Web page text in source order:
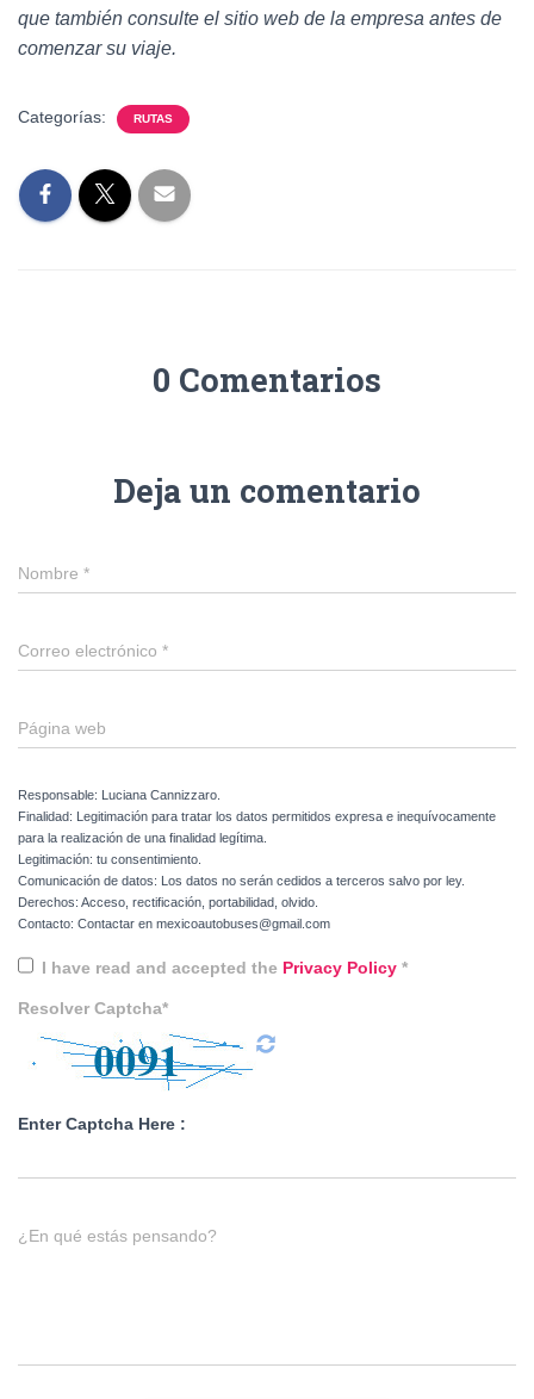
que también consulte el sitio web de la empresa antes de
comenzar su viaje.
Categorías: RUTAS
0 Comentarios
Deja un comentario
Nombre *
Correo electrónico *
Página web
Responsable: Luciana Cannizzaro.
Finalidad: Legitimación para tratar los datos permitidos expresa e inequívocamente
para la realización de una finalidad legítima.
Legitimación: tu consentimiento.
Comunicación de datos: Los datos no serán cedidos a terceros salvo por ley.
Derechos: Acceso, rectificación, portabilidad, olvido.
Contacto: Contactar en mexicoautobuses@gmail.com
I have read and accepted the Privacy Policy *
Resolver Captcha*
Enter Captcha Here :
¿En qué estás pensando?